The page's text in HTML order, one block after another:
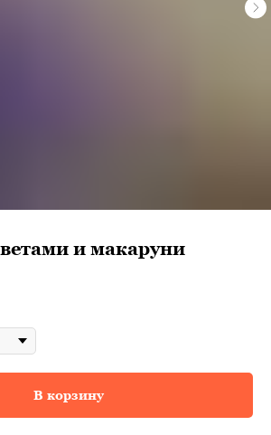
и макаруни
В корзину